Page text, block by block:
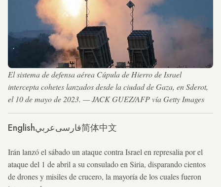
El sistema de defensa aérea Cúpula de Hierro de Israel
intercepta cohetes lanzados desde la ciudad de Gaza, en Sderot,
el 10 de mayo de 2023. — JACK GUEZ/AFP vía Getty Images
Englishعربيفارسی简体中文
Irán lanzó el sábado un ataque contra Israel en represalia por el
ataque del 1 de abril a su consulado en Siria, disparando cientos
de drones y misiles de crucero, la mayoría de los cuales fueron